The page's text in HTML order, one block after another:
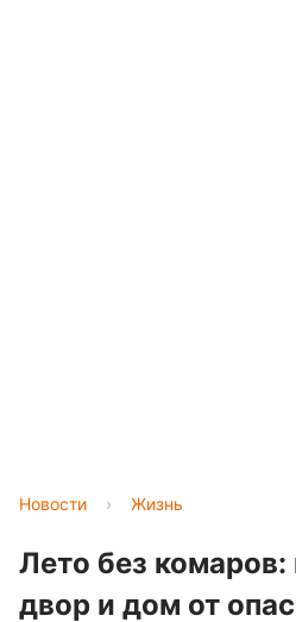
Новости › Жизнь
Лето без комаров:
двор и дом от